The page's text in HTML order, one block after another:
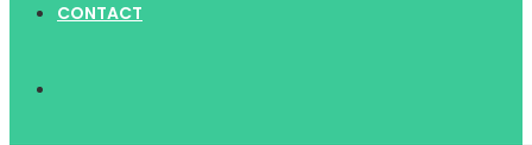
CONTACT